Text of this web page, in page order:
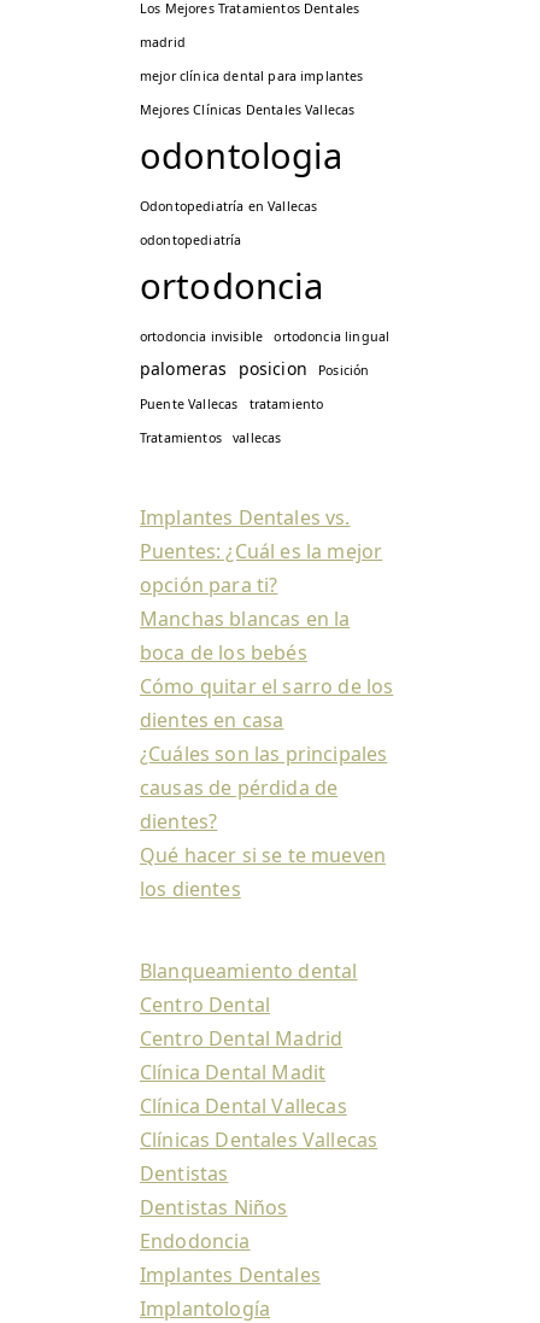
Los Mejores Tratamientos Dentales
madrid
mejor clínica dental para implantes
Mejores Clínicas Dentales Vallecas
odontologia
Odontopediatría en Vallecas
odontopediatría
ortodoncia
ortodoncia invisible ortodoncia lingual
palomeras posicion
Posición
Puente Vallecas
tratamiento
Tratamientos
vallecas
Implantes Dentales vs.
Puentes: ¿Cuál es la mejor
opción para ti?
Manchas blancas en la
boca de los bebés
Cómo quitar el sarro de los
dientes en casa
¿Cuáles son las principales
causas de pérdida de
dientes?
Qué hacer si se te mueven
los dientes
Blanqueamiento dental
Centro Dental
Centro Dental Madrid
Clínica Dental Madit
Clínica Dental Vallecas
Clínicas Dentales Vallecas
Dentistas
Dentistas Niños
Endodoncia
Implantes Dentales
Implantología